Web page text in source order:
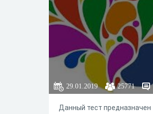
29.01.2019 25771
Данный тест предназначен